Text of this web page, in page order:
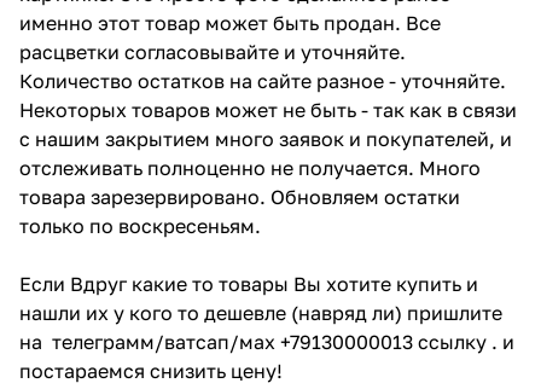
именно этот товар может быть продан. Все
расцветки согласовывайте и уточняйте.
Количество остатков на сайте разное - уточняйте.
Некоторых товаров может не быть - так как в связи
с нашим закрытием много заявок и покупателей, и
отслеживать полноценно не получается. Много
товара зарезервировано. Обновляем остатки
только по воскресеньям.
Если Вдруг какие то товары Вы хотите купить и
нашли их у кого то дешевле (навряд ли) пришлите
на телеграмм/ватсап/мах +79130000013 ссылку . и
постараемся снизить цену!